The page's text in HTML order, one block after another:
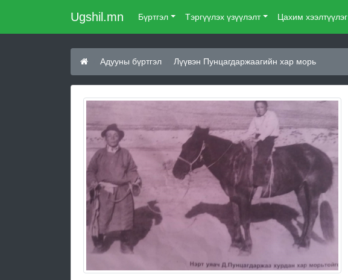
Ugshil.mn Бүртгэл Тэргүүлэх үзүүлэлт Цахим хээлтүүлэг
Адууны бүртгэл Лүүвэн Пунцагдаржаагийн хар морь